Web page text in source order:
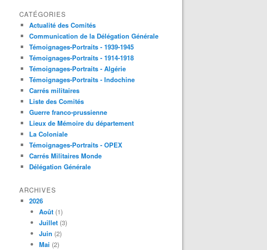
CATÉGORIES
Actualité des Comités
Communication de la Délégation Générale
Témoignages-Portraits - 1939-1945
Témoignages-Portraits - 1914-1918
Témoignages-Portraits - Algérie
Témoignages-Portraits - Indochine
Carrés militaires
Liste des Comités
Guerre franco-prussienne
Lieux de Mémoire du département
La Coloniale
Témoignages-Portraits - OPEX
Carrés Militaires Monde
Délégation Générale
ARCHIVES
2026
Août (1)
Juillet (3)
Juin (2)
Mai (2)